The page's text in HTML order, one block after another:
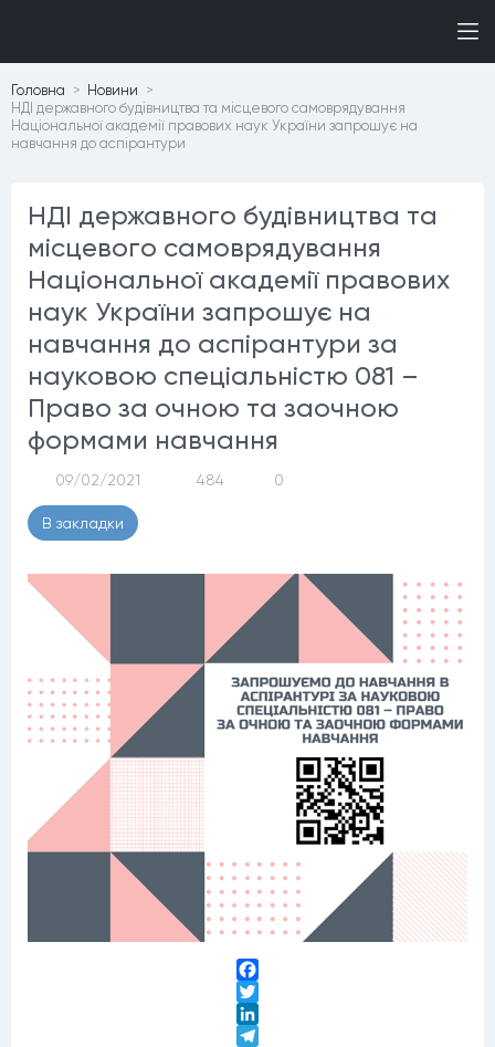
Головна
Новини
НДІ державного будівництва та місцевого самоврядування
Національної академії правових наук України запрошує на
навчання до аспірантури
НДІ державного будівництва та
місцевого самоврядування
Національної академії правових
наук України запрошує на
навчання до аспірантури за
науковою спеціальністю 081 –
Право за очною та заочною
формами навчання
09/02/2021 484 0
В закладки
Facebook
Twitter
LinkedIn